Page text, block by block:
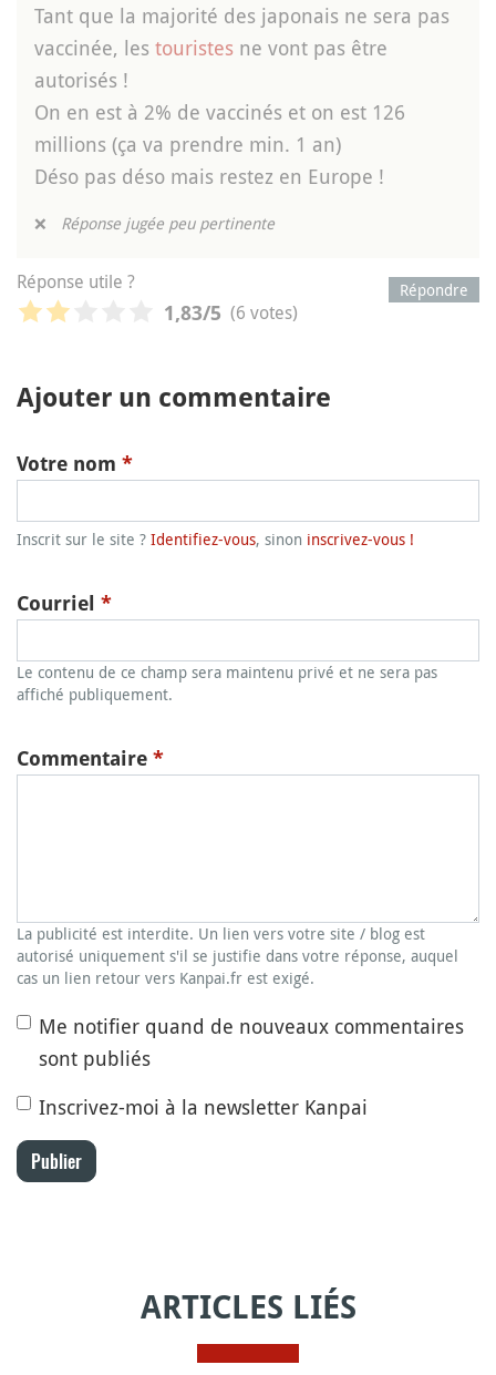
Tant que la majorité des japonais ne sera pas
vaccinée, les touristes ne vont pas être
autorisés !
On en est à 2% de vaccinés et on est 126
millions (ça va prendre min. 1 an)
Déso pas déso mais restez en Europe !
❌ Réponse jugée peu pertinente
Répondre
Réponse utile ?
1,83/5 (6 votes)
Ajouter un commentaire
Votre nom *
Inscrit sur le site ? Identifiez-vous, sinon inscrivez-vous !
Courriel *
Le contenu de ce champ sera maintenu privé et ne sera pas
affiché publiquement.
Commentaire *
La publicité est interdite. Un lien vers votre site / blog est
autorisé uniquement s'il se justifie dans votre réponse, auquel
cas un lien retour vers Kanpai.fr est exigé.
Me notifier quand de nouveaux commentaires
sont publiés
Inscrivez-moi à la newsletter Kanpai
Publier
ARTICLES LIÉS